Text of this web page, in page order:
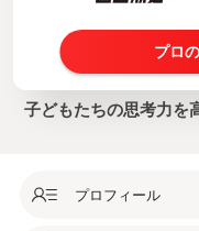
プロ
子どもたちの思考力を
プロフィール